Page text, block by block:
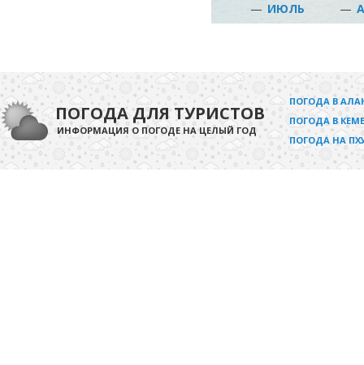
— ИЮЛЬ —
ПОГОДА ДЛЯ ТУРИСТОВ
ИНФОРМАЦИЯ О ПОГОДЕ НА ЦЕЛЫЙ ГОД
ПОГОДА В
ПОГОДА В
ПОГОДА НА